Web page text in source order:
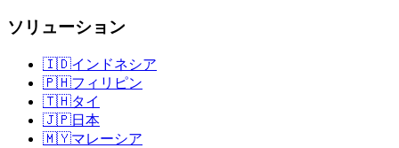
ソリューション
🇮🇩インドネシア
🇵🇭フィリピン
🇹🇭タイ
🇯🇵日本
🇲🇾マレーシア